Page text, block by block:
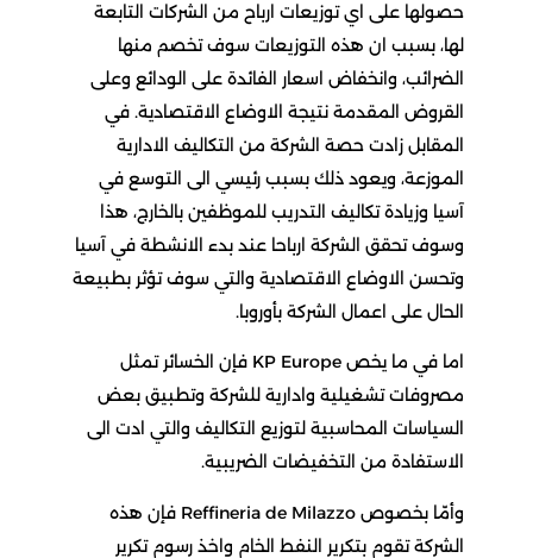
حصولها على اي توزيعات ارباح من الشركات التابعة
لها، بسبب ان هذه التوزيعات سوف تخصم منها
الضرائب، وانخفاض اسعار الفائدة على الودائع وعلى
القروض المقدمة نتيجة الاوضاع الاقتصادية. في
المقابل زادت حصة الشركة من التكاليف الادارية
الموزعة، ويعود ذلك بسبب رئيسي الى التوسع في
آسيا وزيادة تكاليف التدريب للموظفين بالخارج، هذا
وسوف تحقق الشركة ارباحا عند بدء الانشطة في آسيا
وتحسن الاوضاع الاقتصادية والتي سوف تؤثر بطبيعة
الحال على اعمال الشركة بأوروبا.
اما في ما يخص KP Europe فإن الخسائر تمثل
مصروفات تشغيلية وادارية للشركة وتطبيق بعض
السياسات المحاسبية لتوزيع التكاليف والتي ادت الى
الاستفادة من التخفيضات الضريبية.
وأمّا بخصوص Reffineria de Milazzo فإن هذه
الشركة تقوم بتكرير النفط الخام واخذ رسوم تكرير